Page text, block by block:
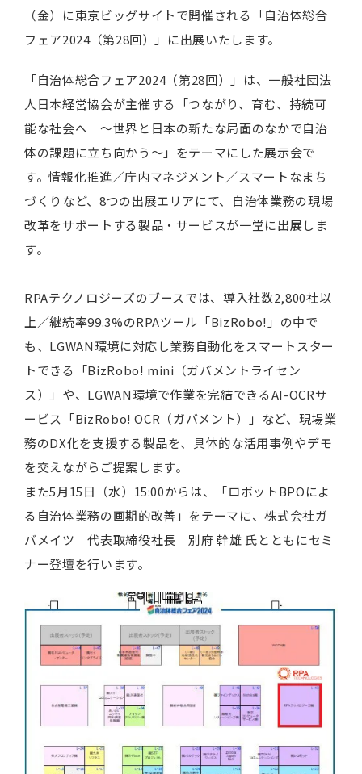
（金）に東京ビッグサイトで開催される「自治体総合
フェア2024（第28回）」に出展いたします。
「自治体総合フェア2024（第28回）」は、一般社団法
人日本経営協会が主催する「つながり、育む、持続可
能な社会へ ～世界と日本の新たな局面のなかで自治
体の課題に立ち向かう～」をテーマにした展示会で
す。情報化推進／庁内マネジメント／スマートなまち
づくりなど、8つの出展エリアにて、自治体業務の現場
改革をサポートする製品・サービスが一堂に出展しま
す。
RPAテクノロジーズのブースでは、導入社数2,800社以
上／継続率99.3%のRPAツール「BizRobo!」の中で
も、LGWAN環境に対応し業務自動化をスマートスター
トできる「BizRobo! mini（ガバメントライセン
ス）」や、LGWAN環境で作業を完結できるAI-OCRサ
ービス「BizRobo! OCR（ガバメント）」など、現場業
務のDX化を支援する製品を、具体的な活用事例やデモ
を交えながらご提案します。
また5月15日（水）15:00からは、「ロボットBPOによ
る自治体業務の画期的改善」をテーマに、株式会社ガ
バメイツ 代表取締役社長 別府 幹雄 氏とともにセミ
ナー登壇を行います。